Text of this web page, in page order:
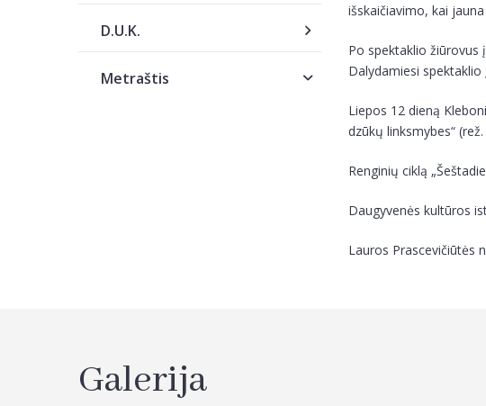
D.U.K.
Metraštis
išskaičiavimo, kai
Po spektaklio žiūrovus
Dalydamiesi
Liepos 12 dieną
dzūkų linksmybes“
Renginių ciklą
Daugyvenės kultūros
Lauros Prascevičiūtės
Galerija